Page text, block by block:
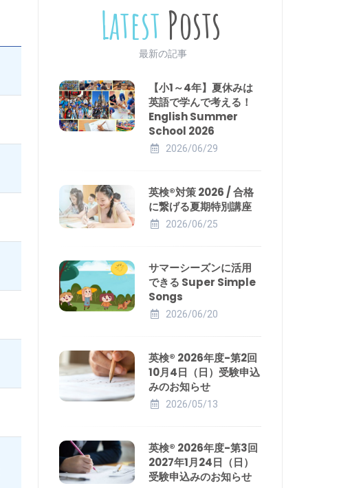
Latest Posts
最新の記事
【小1～4年】夏休みは
英語で学んで考える！
English Summer
School 2026
2026/06/29
英検®対策 2026 / 合格
に繋げる夏期特別講座
2026/06/25
サマーシーズンに活用
できる Super Simple
Songs
2026/06/20
英検® 2026年度-第2回
10月4日（日）受験申込
みのお知らせ
2026/05/13
英検® 2026年度-第3回
2027年1月24日（日）
受験申込みのお知らせ